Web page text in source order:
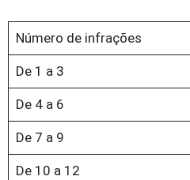
Número de infrações
De 1 a 3
De 4 a 6
De 7 a 9
De 10 a 12